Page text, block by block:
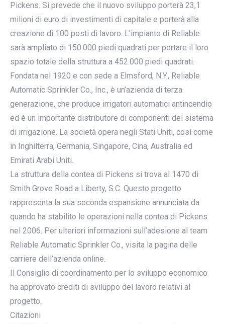
Pickens. Si prevede che il nuovo sviluppo porterà 23,1
milioni di euro di investimenti di capitale e porterà alla
creazione di 100 posti di lavoro. L’impianto di Reliable
sarà ampliato di 150.000 piedi quadrati per portare il loro
spazio totale della struttura a 452.000 piedi quadrati.
Fondata nel 1920 e con sede a Elmsford, N.Y., Reliable
Automatic Sprinkler Co., Inc., è un’azienda di terza
generazione, che produce irrigatori automatici antincendio
ed è un importante distributore di componenti del sistema
di irrigazione. La società opera negli Stati Uniti, così come
in Inghilterra, Germania, Singapore, Cina, Australia ed
Emirati Arabi Uniti.
La struttura della contea di Pickens si trova al 1470 di
Smith Grove Road a Liberty, S.C. Questo progetto
rappresenta la sua seconda espansione annunciata da
quando ha stabilito le operazioni nella contea di Pickens
nel 2006. Per ulteriori informazioni sull’adesione al team
Reliable Automatic Sprinkler Co., visita la pagina delle
carriere dell’azienda online.
Il Consiglio di coordinamento per lo sviluppo economico
ha approvato crediti di sviluppo del lavoro relativi al
progetto.
Citazioni